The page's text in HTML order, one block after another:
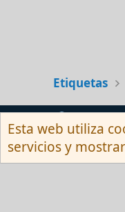
Etiquetas
Español
Esta web utiliza
servicios y